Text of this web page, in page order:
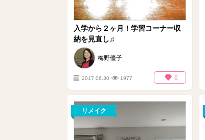
入学から２ヶ月！学習コーナー収
納を見直し♫
梅野優子
2017.06.30 1977 6
リメイク